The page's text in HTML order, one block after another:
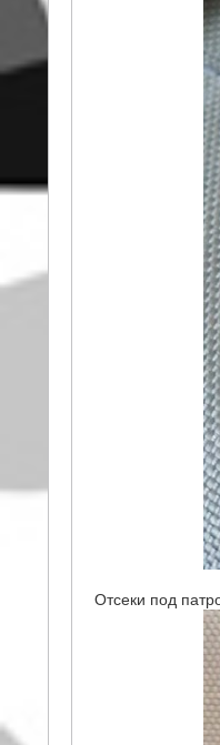
Отсеки под